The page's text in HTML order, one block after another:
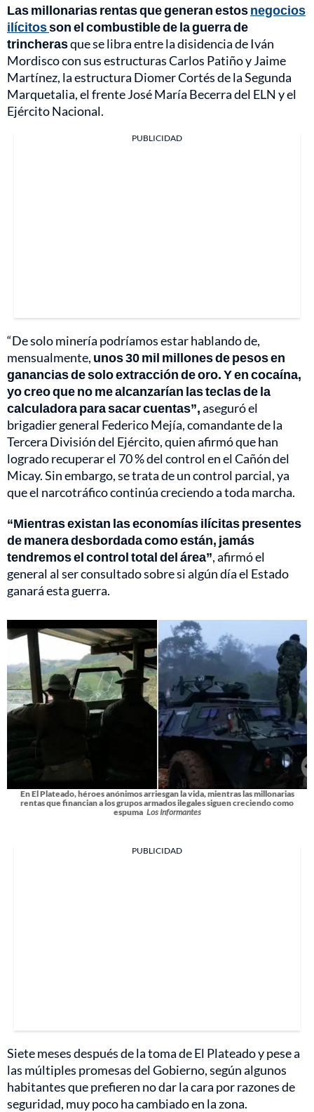
Las millonarias rentas que generan estosnegocios
ilícitosson el combustible de la guerra de
trincherasque se libra entre la disidencia de Iván
Mordisco con sus estructuras Carlos Patiño y Jaime
Martínez, la estructura Diomer Cortés de la Segunda
Marquetalia, el frente José María Becerra del ELN y el
Ejército Nacional.
PUBLICIDAD
“De solo minería podríamos estar hablando de,
mensualmente, unos 30 mil millones de pesos en
ganancias de solo extracción de oro.Y en cocaína,
yo creo que no me alcanzarían las teclas de la
calculadora para sacar cuentas”,aseguró el
brigadier general Federico Mejía, comandante de la
Tercera División del Ejército, quien afirmó que han
logrado recuperar el 70 % del control en el Cañón del
Micay. Sin embargo, se trata de un control parcial, ya
que el narcotráfico continúa creciendo a toda marcha.
“Mientras existan las economías ilícitas presentes
de manera desbordada como están, jamás
tendremos el control total del área”, afirmó el
general al ser consultado sobre si algún día el Estado
ganará esta guerra.
En El Plateado, héroes anónimos arriesgan la vida, mientras las millonarias
rentas que financian a los grupos armados ilegales siguen creciendo como
espuma Los Informantes
PUBLICIDAD
Siete meses después de la toma de El Plateado y pese a
las múltiples promesas del Gobierno, según algunos
habitantes que prefieren no dar la cara por razones de
seguridad, muy poco ha cambiado en la zona.